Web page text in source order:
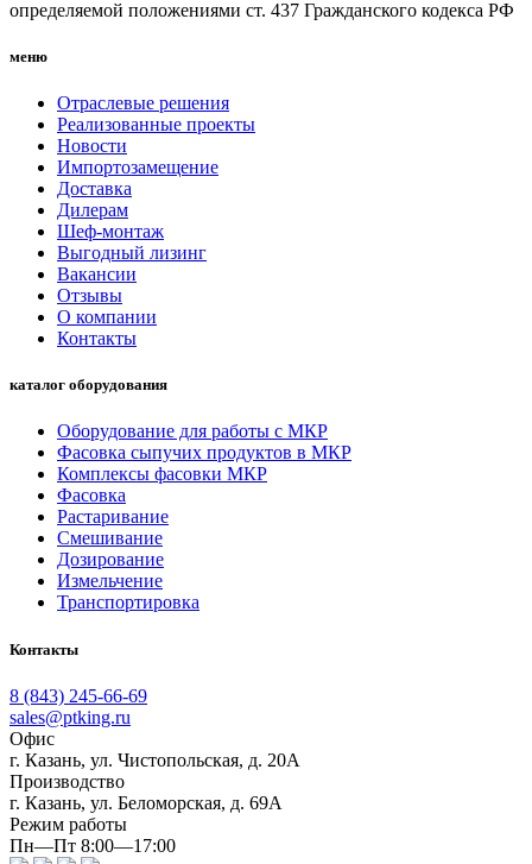
определяемой положениями ст. 437 Гражданского кодекса РФ
меню
Отраслевые решения
Реализованные проекты
Новости
Импортозамещение
Доставка
Дилерам
Шеф-монтаж
Выгодный лизинг
Вакансии
Отзывы
О компании
Контакты
каталог оборудования
Оборудование для работы с МКР
Фасовка сыпучих продуктов в МКР
Комплексы фасовки МКР
Фасовка
Растаривание
Смешивание
Дозирование
Измельчение
Транспортировка
Контакты
8 (843) 245-66-69
sales@ptking.ru
Офис
г. Казань, ул. Чистопольская, д. 20А
Производство
г. Казань, ул. Беломорская, д. 69А
Режим работы
Пн—Пт 8:00—17:00